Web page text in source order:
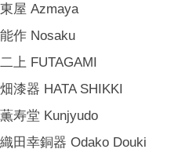
東屋 Azmaya
能作 Nosaku
二上 FUTAGAMI
畑漆器 HATA SHIKKI
薫寿堂 Kunjyudo
織田幸銅器 Odako Douki
絵本 Children's Books